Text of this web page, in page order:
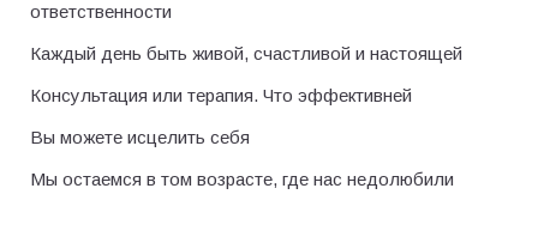
ответственности
Каждый день быть живой, счастливой и настоящей
Консультация или терапия. Что эффективней
Вы можете исцелить себя
Мы остаемся в том возрасте, где нас недолюбили